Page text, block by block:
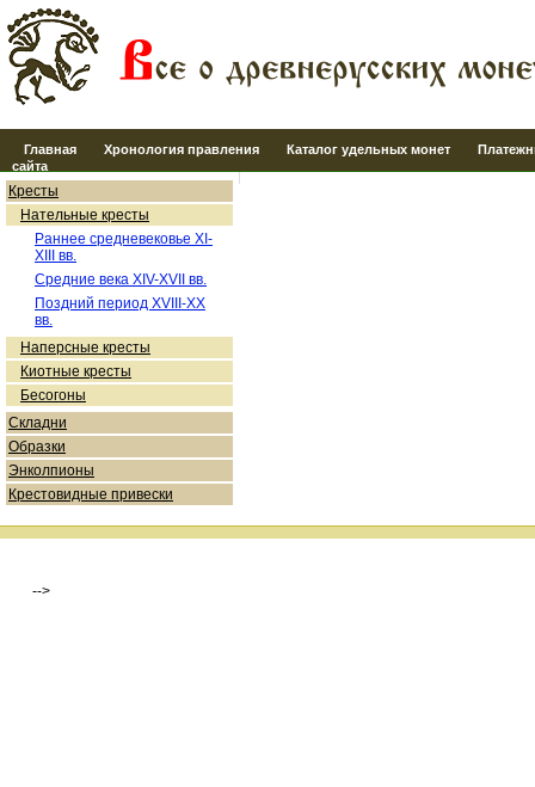
Главная Хронология правления Каталог удельных монет
сайта
Кресты
Нательные кресты
Раннее средневековье XI-
XIII вв.
Средние века XIV-XVII вв.
Поздний период XVIII-XX
вв.
Наперсные кресты
Киотные кресты
Бесогоны
Складни
Образки
Энколпионы
Крестовидные привески
-->